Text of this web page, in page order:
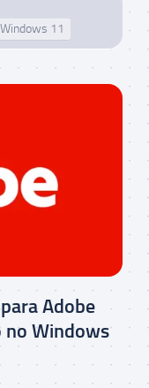
Windows 11
Adobe
no Windows